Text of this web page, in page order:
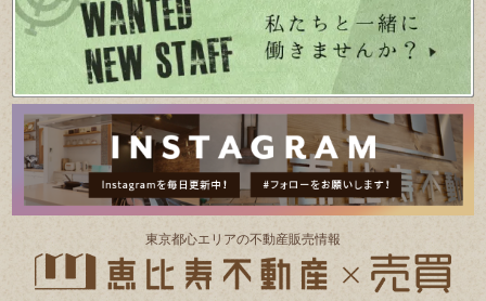
東京都⼼エリアの不動産販売情報